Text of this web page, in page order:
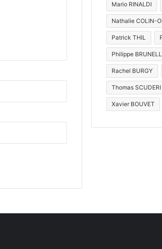
Mario RINALDI
Nathalie COLIN-
Patrick THIL
Philippe
Rachel BURGY
Thomas SCUDERI
Xavier BOUVET